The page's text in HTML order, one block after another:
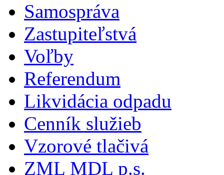
Samospráva
Zastupiteľstvá
Voľby
Referendum
Likvidácia odpadu
Cenník služieb
Vzorové tlačivá
ZML MDL p.s.